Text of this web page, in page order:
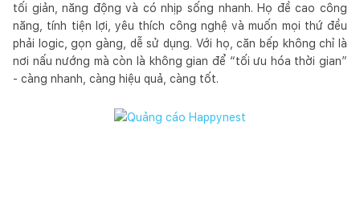
tối giản, năng động và có nhịp sống nhanh. Họ đề cao công
năng, tính tiện lợi, yêu thích công nghệ và muốn mọi thứ đều
phải logic, gọn gàng, dễ sử dụng. Với họ, căn bếp không chỉ là
nơi nấu nướng mà còn là không gian để “tối ưu hóa thời gian”
- càng nhanh, càng hiệu quả, càng tốt.